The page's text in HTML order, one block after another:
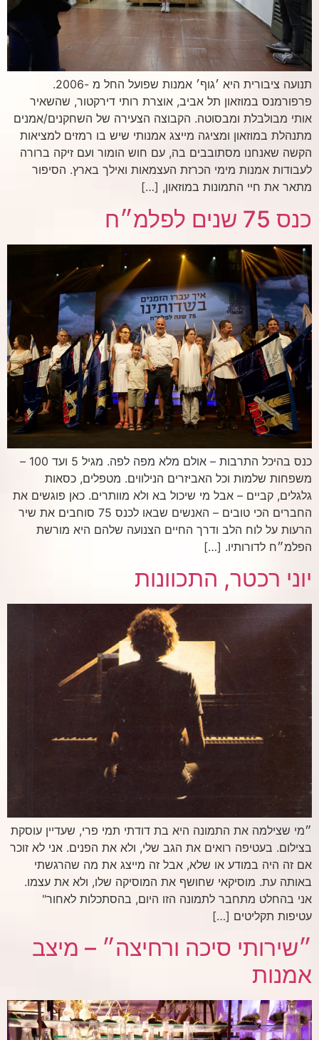
תנועה ציבורית היא ׳גוף׳ אמנות שפועל החל מ -2006.
פרפורמנס במוזאון תל אביב, אוצרת רותי דירקטור, שהשאיר
אותי מבולבלת ומבסוטה. הקבוצה הצעירה של השחקנים/אמנים
מתנהלת במוזאון ומציגה מייצג אמנותי שיש בו רמזים למציאות
הקשה שאנחנו מסתובבים בה, עם חוש הומור ועם זיקה ברורה
לעבודות אמנות מימי הכרזת העצמאות ואילך בארץ. הסיפור
מתאר את חיי התמונות במוזאון, […]
כנס 75 שנים לפלמ״ח
כנס בהיכל התרבות – אולם מלא מפה לפה. מגיל 5 ועד 100 –
משפחות שלמות וכל האביזרים הנילווים. מטפלים, כסאות
גלגלים, קביים – אבל מי שיכול בא ולא מוותרים. כאן פוגשים את
החברים הכי טובים – האנשים שבאו לכנס 75 סוחבים את שיר
הרעות על לוח הלב ודרך החיים הצנועה שלהם היא מורשת
הפלמ״ח לדורותיו. […]
יוני רכטר, התכוונות
״מי שצילמה את התמונה היא בת דודתי תמי פרי, שעדיין עוסקת
בצילום. בעטיפה רואים את הגב שלי, ולא את הפנים. אני לא זוכר
אם זה היה במודע או שלא, אבל זה מייצג את מה שהרגשתי
באותה עת. מוסיקאי שחושף את המוסיקה שלו, ולא את עצמו.
אני בהחלט מתחבר לתמונה הזו היום, בהסתכלות לאחור"
עטיפות תקליטים […]
״שירותי סיכה ורחיצה״ – מיצב
אמנות